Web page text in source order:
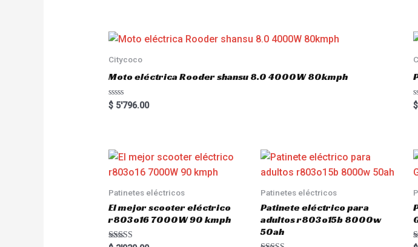
o
u
o
f
5
o
u
o
f
5
Citycoco
Moto eléctrica Rooder shansu 8.0 4000W 80kmph
R
a
o
u
o
5
$5'796.00
R
a
o
u
t
o
5
$
Patinetes eléctricos
El mejor scooter eléctrico
r803o16 7000W 90 kmph
Patinetes eléctricos
Patinete eléctrico para
adultos r803o15b 8000w
50ah